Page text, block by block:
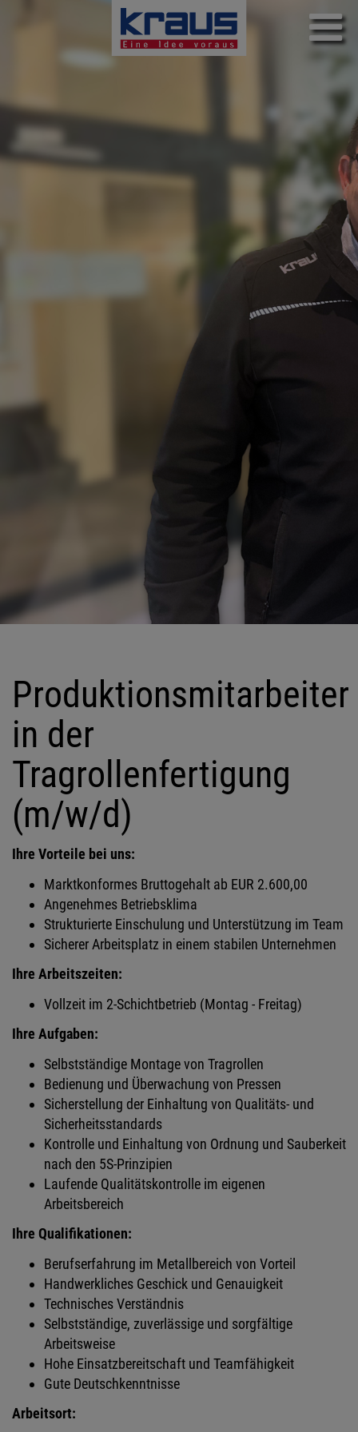
Produktionsmitarbeiter
in der
Tragrollenfertigung
(m/w/d)
Produktionsmitarbeiter
in der
Tragrollenfertigung
(m/w/d)
Ihre Vorteile bei uns:
Marktkonformes Bruttogehalt ab EUR 2.600,00
Angenehmes Betriebsklima
Strukturierte Einschulung und Unterstützung im Team
Sicherer Arbeitsplatz in einem stabilen Unternehmen
Ihre Arbeitszeiten:
Vollzeit im 2-Schichtbetrieb (Montag - Freitag)
Ihre Aufgaben:
Selbstständige Montage von Tragrollen
Bedienung und Überwachung von Pressen
Sicherstellung der Einhaltung von Qualitäts- und
Sicherheitsstandards
Kontrolle und Einhaltung von Ordnung und Sauberkeit
nach den 5S-Prinzipien
Laufende Qualitätskontrolle im eigenen
Arbeitsbereich
Ihre Qualifikationen:
Berufserfahrung im Metallbereich von Vorteil
Handwerkliches Geschick und Genauigkeit
Technisches Verständnis
Selbstständige, zuverlässige und sorgfältige
Arbeitsweise
Hohe Einsatzbereitschaft und Teamfähigkeit
Gute Deutschkenntnisse
Arbeitsort: